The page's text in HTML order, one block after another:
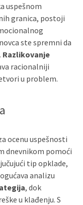
uspešnom
granica, postoji
ste spremni da
Razlikovanje
racionalniji
u problem.
ocenu uspešnosti
dnevnikom pomoći
tip opklade,
analizu
, dok
u klađenju. S